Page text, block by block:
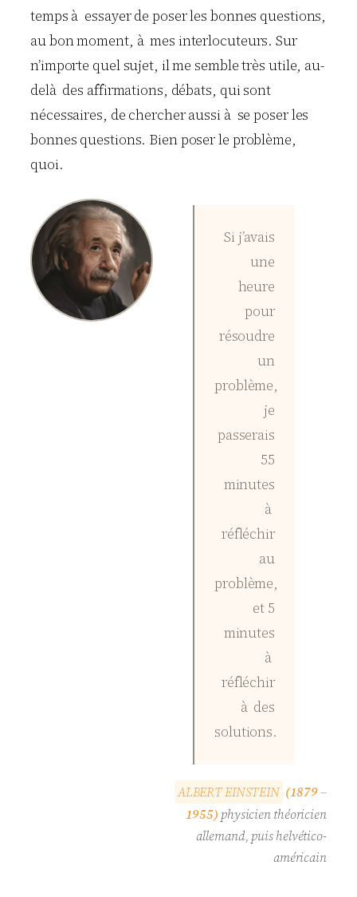
temps à essayer de poser les bonnes questions,
au bon moment, à mes interlocuteurs. Sur
n’importe quel sujet, il me semble très utile, au-
delà des affirmations, débats, qui sont
nécessaires, de chercher aussi à se poser les
bonnes questions. Bien poser le problème,
quoi.
Si j’avais
une
heure
pour
résoudre
un
problème,
je
passerais
55
minutes
à
réfléchir
au
problème,
et 5
minutes
à
réfléchir
à des
solutions.
ALBERTEINSTEIN (1879 –
1955) physicien théoricien
allemand, puis helvético-
américain